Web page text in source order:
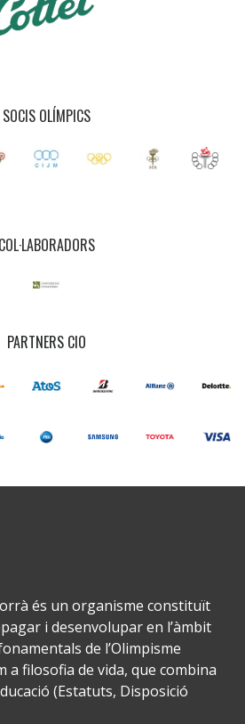
SOCIS OLÍMPICS
COL·LABORADORS
PARTNERS CIO
és un organisme constituït
i desenvolupar en l’àmbit
de l’Olimpisme
a filosofia de vida, que combina
(Estatuts, Disposició